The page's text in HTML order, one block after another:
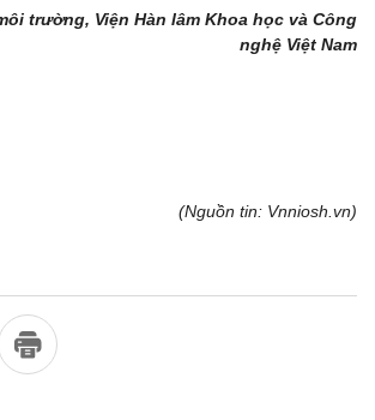
trường, Viện Hàn lâm Khoa học và Công
nghệ Việt Nam
(Nguồn tin: Vnniosh.vn)